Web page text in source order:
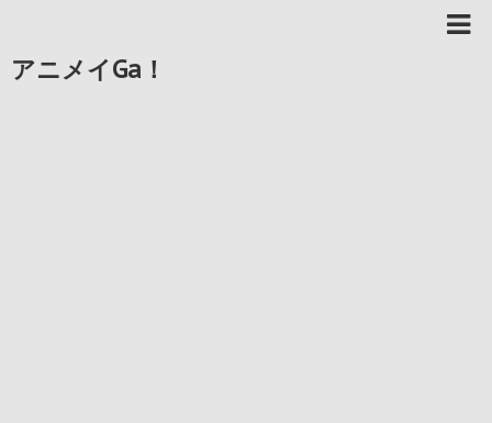
アニメイGa！